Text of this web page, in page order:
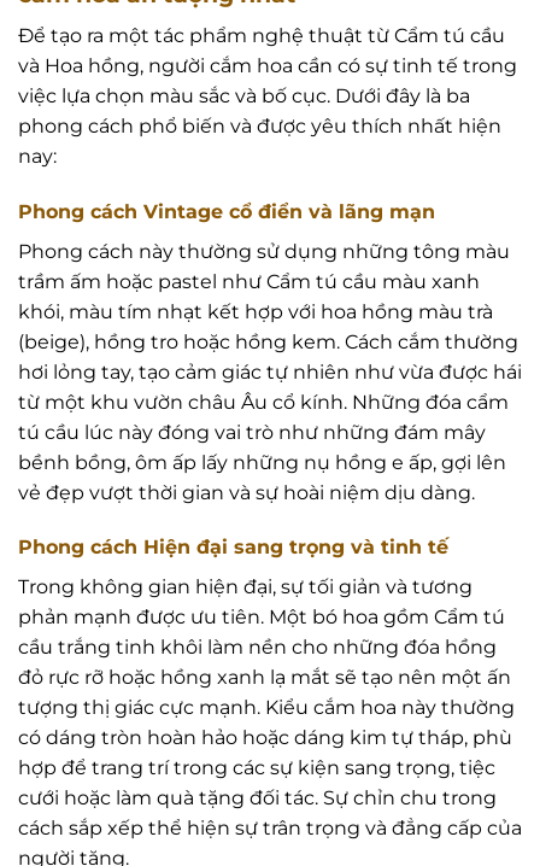
Để tạo ra một tác phẩm nghệ thuật từ Cẩm tú cầu
và Hoa hồng, người cắm hoa cần có sự tinh tế trong
việc lựa chọn màu sắc và bố cục. Dưới đây là ba
phong cách phổ biến và được yêu thích nhất hiện
nay:
Phong cách Vintage cổ điển và lãng mạn
Phong cách này thường sử dụng những tông màu
trầm ấm hoặc pastel như Cẩm tú cầu màu xanh
khói, màu tím nhạt kết hợp với hoa hồng màu trà
(beige), hồng tro hoặc hồng kem. Cách cắm thường
hơi lỏng tay, tạo cảm giác tự nhiên như vừa được hái
từ một khu vườn châu Âu cổ kính. Những đóa cẩm
tú cầu lúc này đóng vai trò như những đám mây
bềnh bồng, ôm ấp lấy những nụ hồng e ấp, gợi lên
vẻ đẹp vượt thời gian và sự hoài niệm dịu dàng.
Phong cách Hiện đại sang trọng và tinh tế
Trong không gian hiện đại, sự tối giản và tương
phản mạnh được ưu tiên. Một bó hoa gồm Cẩm tú
cầu trắng tinh khôi làm nền cho những đóa hồng
đỏ rực rỡ hoặc hồng xanh lạ mắt sẽ tạo nên một ấn
tượng thị giác cực mạnh. Kiểu cắm hoa này thường
có dáng tròn hoàn hảo hoặc dáng kim tự tháp, phù
hợp để trang trí trong các sự kiện sang trọng, tiệc
cưới hoặc làm quà tặng đối tác. Sự chỉn chu trong
cách sắp xếp thể hiện sự trân trọng và đẳng cấp của
người tặng.